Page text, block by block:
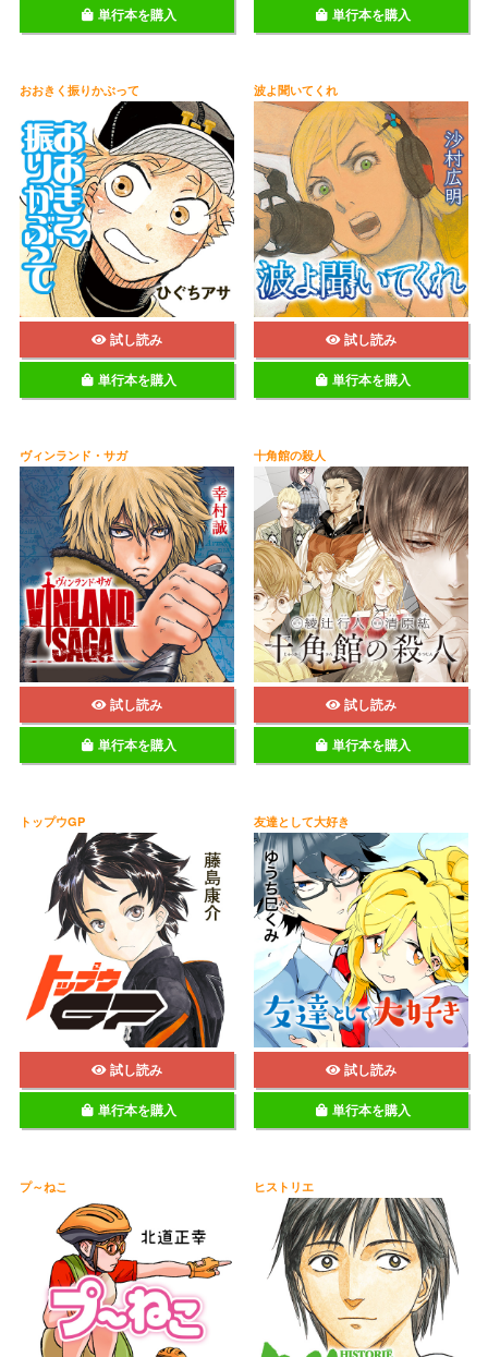
単行本を購入 単行本を購入
おおきく振りかぶって
試し読み
単行本を購入
波よ聞いてくれ
試し読み
単行本を購入
ヴィンランド・サガ
試し読み
単行本を購入
十角館の殺人
試し読み
単行本を購入
トップウGP
試し読み
単行本を購入
友達として大好き
試し読み
単行本を購入
プ～ねこ ヒストリエ